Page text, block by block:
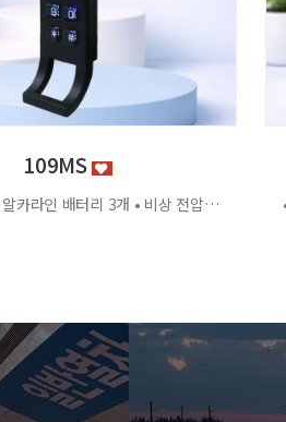
109MS
• 사용 전압 – 알카라인 배터리 3개 • 비상 전압 - DC3.2V±0.2V • 전력 소비량 – 정전류 : ≤30μA 동작전류 : ≤150 MA • 사용 환경 – 온도 : 0℃ ~ +70℃ 습도 : RH 20% ~ RH95%RH 사용방법 < 잠금방법 > - 비밀번호 4자리 숫자를 입력하면 문이 자동으로 잠깁니다. < 찾는방법> - 입력했던 비밀번호 4자리 숫자를 누르면 자동으로 문이 열립니다. - 비밀번호를 잊었을 경우 마스터키 사용 가능 특징 - 마스터키 10개까지 등록가능 - 버튼 백라이트 - 배터리 방전 시 외부전원 공급기 사용가능 - 자동/수동 잠금 설정 가능 - 마스터 비밀번호 설정 가능 - 무음모드 가능 - 13.56MHZ